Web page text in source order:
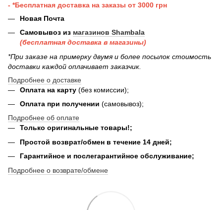
- *Бесплатная доставка на заказы от 3000 грн
Новая Почта
Самовывоз из магазинов Shambala
(бесплатная доставка в магазины)
*При заказе на примерку двумя и более посылок стоимость
доставки каждой оплачивает заказчик.
Подробнее о доставке
Оплата на карту (без комиссии);
Оплата при получении (самовывоз);
Подробнее об оплате
Только оригинальные товары!;
Простой возврат/обмен в течение 14 дней;
Гарантийное и послегарантийное обслуживание;
Подробнее о возврате/обмене